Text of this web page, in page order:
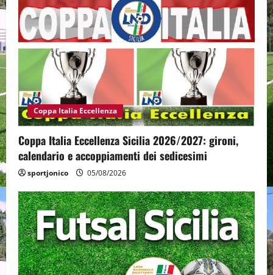
Coppa Italia Eccellenza
Coppa Italia Eccellenza Sicilia 2026/2027: gironi,
calendario e accoppiamenti dei sedicesimi
sportjonico 05/08/2026